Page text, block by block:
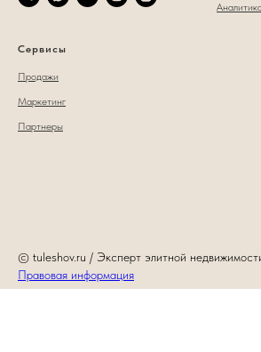
Сервисы
Продажи
Маркетинг
Партнеры
© tuleshov.ru / Эксперт элитной
Правовая информация